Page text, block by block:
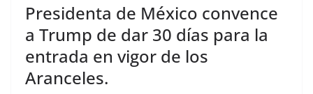
Presidenta de México convence
a Trump de dar 30 días para la
entrada en vigor de los
Aranceles.